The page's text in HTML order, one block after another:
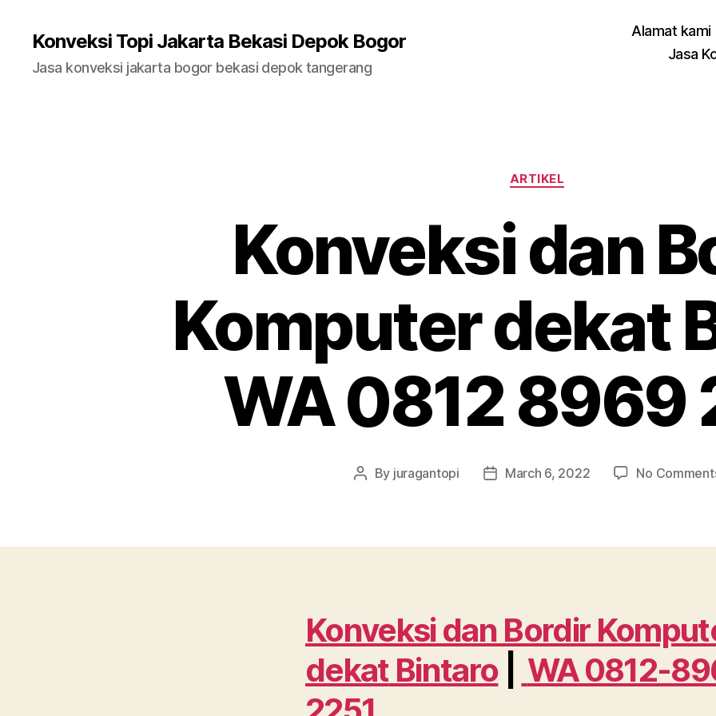
Konveksi Topi Jakarta Bekasi Depok Bogor
Jasa konveksi jakarta bogor bekasi depok tangerang
Alamat kami
Jasa
Categories
ARTIKEL
Konveksi dan
Komputer dekat
WA 0812 8969
Post
By juragantopi
PostMarch 6, 2022 No
Konveksi dan Bordir
dekatBintaro|
WA 0812-